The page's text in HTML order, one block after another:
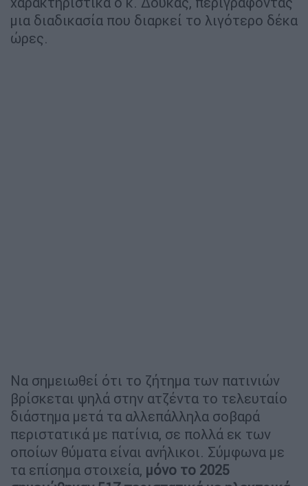
μια διαδικασία που διαρκεί το λιγότερο δέκα
ώρες.
Να σημειωθεί ότι το ζήτημα των πατινιών
βρίσκεται ψηλά στην ατζέντα το τελευταίο
διάστημα μετά τα αλλεπάλληλα σοβαρά
περιστατικά με πατίνια, σε πολλά εκ των
οποίων θύματα είναι ανήλικοι. Σύμφωνα με
τα επίσημα στοιχεία, μόνο το 2025